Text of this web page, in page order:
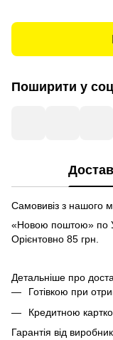
Поширити у
Самовивіз з нашого
«Новою поштою» по
Орієнтовно 85 грн.
Детальніше про
Готівкою при
Кредитною
Гарантія від